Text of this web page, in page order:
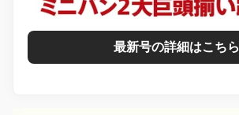
最新号の詳細はこちら